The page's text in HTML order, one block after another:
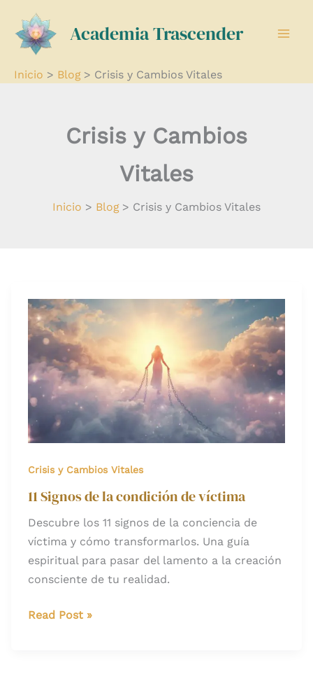
contenido
Academia Trascender
Inicio Blog Crisis y Cambios Vitales
Crisis y Cambios
Vitales
Inicio Blog Crisis y Cambios Vitales
Crisis y Cambios Vitales
11 Signos de la condición de víctima
Descubre los 11 signos de la conciencia de
víctima y cómo transformarlos. Una guía
espiritual para pasar del lamento a la creación
consciente de tu realidad.
11
Signos
de
la
condición
de
víctima
Read Post »